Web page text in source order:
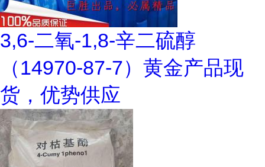
3,6-二氧-1,8-辛二硫醇
（14970-87-7）黄金产品现
货，优势供应